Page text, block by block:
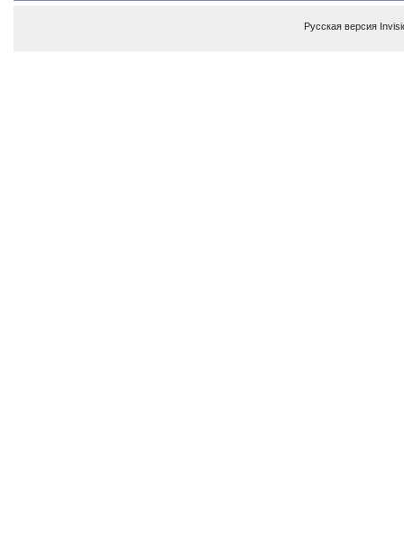
Русская версия